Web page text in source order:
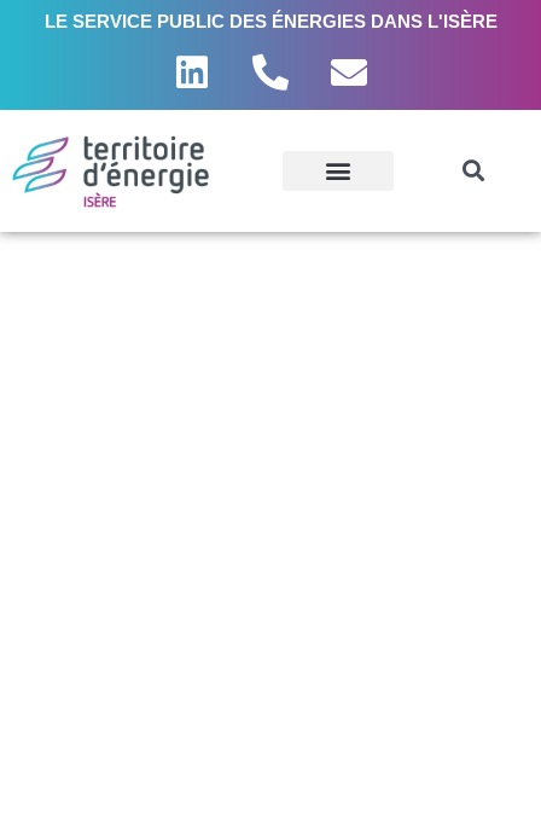
LE SERVICE PUBLIC DES ÉNERGIES DANS L'ISÈRE